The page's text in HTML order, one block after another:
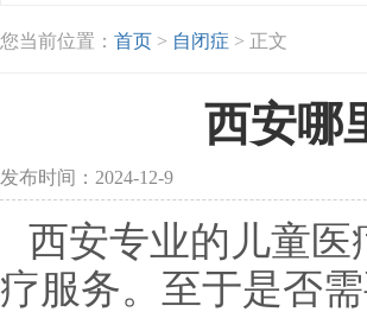
您当前位置： 首页 > 自闭症 > 正文
西安哪
发布时间：2024-12-9
西安专业的儿童
疗服务。至于是否